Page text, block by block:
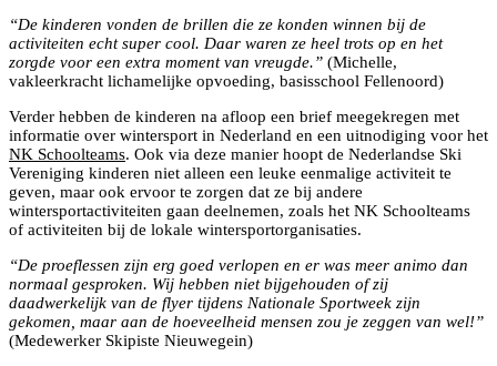
“De kinderen vonden de brillen die ze konden winnen bij de
activiteiten echt super cool. Daar waren ze heel trots op en het
zorgde voor een extra moment van vreugde.” (Michelle,
vakleerkracht lichamelijke opvoeding, basisschool Fellenoord)
Verder hebben de kinderen na afloop een brief meegekregen met
informatie over wintersport in Nederland en een uitnodiging voor het
NK Schoolteams. Ook via deze manier hoopt de Nederlandse Ski
Vereniging kinderen niet alleen een leuke eenmalige activiteit te
geven, maar ook ervoor te zorgen dat ze bij andere
wintersportactiviteiten gaan deelnemen, zoals het NK Schoolteams
of activiteiten bij de lokale wintersportorganisaties.
“De proeflessen zijn erg goed verlopen en er was meer animo dan
normaal gesproken. Wij hebben niet bijgehouden of zij
daadwerkelijk van de flyer tijdens Nationale Sportweek zijn
gekomen, maar aan de hoeveelheid mensen zou je zeggen van wel!”
(Medewerker Skipiste Nieuwegein)